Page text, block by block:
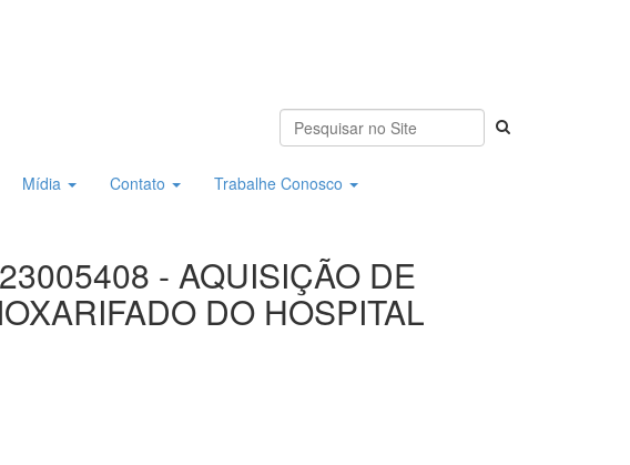
Mídia Contato Trabalhe Conosco
- AQUISIÇÃO DE
DO HOSPITAL